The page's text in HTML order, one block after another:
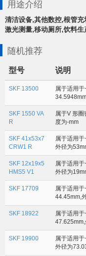
用途介绍
清洁设备,其他数控,根管
激光测量,移动厕所,饮料
随机推荐
型号 说明
SKF 13500
属于适用
SKF 1550 VA
R
属于V 形
度为-mm
SKF 41x53x7
CRW1 R
属于适用
外径为
SKF 12x19x5
HMS5 V1
属于适用
外径为
SKF 17709
属于适用
44.45mm,
SKF 18922
属于适用
SKF 19900
属于适用
外径为